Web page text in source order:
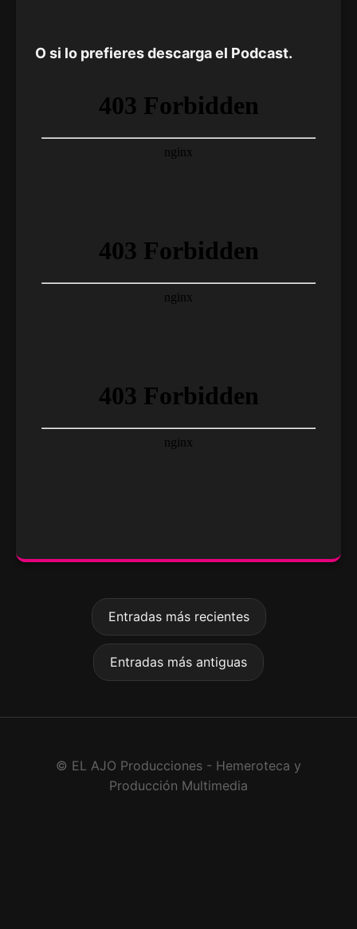
O si lo prefieres descarga el Podcast.
Entradas más recientes
Entradas más antiguas
© EL AJO Producciones - Hemeroteca y
Producción Multimedia